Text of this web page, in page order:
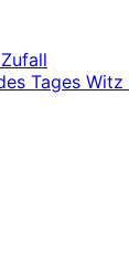
Zufall
Tages Witz